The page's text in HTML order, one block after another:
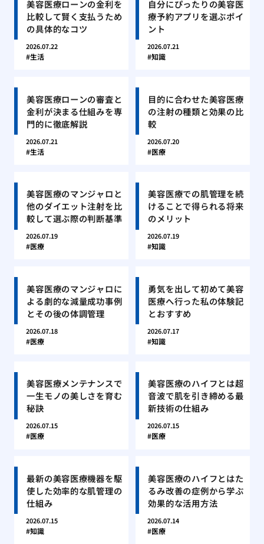
美容医療ローンの金利を
比較して賢く支払うため
の具体的なコツ
2026.07.22
生活
自分にぴったりの美容医
療予約アプリを選ぶポイ
ント
2026.07.21
知識
美容医療ローンの審査と
金利が決まる仕組みを専
門的に徹底解説
2026.07.21
生活
目的に合わせた美容医療
の注射の種類と効果の比
較
2026.07.20
医療
美容医療のマンジャロと
他のダイエット注射を比
較して選ぶ際の判断基準
2026.07.19
医療
美容医療での肌管理を続
けることで得られる将来
のメリット
2026.07.19
知識
美容医療のマンジャロに
よる劇的な減量成功事例
とその後の体調管理
2026.07.18
医療
勇気を出して初めて美容
医療へ行った私の体験記
とおすすめ
2026.07.17
知識
美容医療メンテナンスで
一生モノの美しさを育む
秘訣
2026.07.15
医療
美容医療のハイフとは超
音波で肌を引き締める最
新技術の仕組み
2026.07.15
医療
最新の美容医療機器を駆
使した効率的な肌管理の
仕組み
2026.07.15
知識
美容医療のハイフとはた
るみ改善の症例から学ぶ
効果的な活用方法
2026.07.14
医療